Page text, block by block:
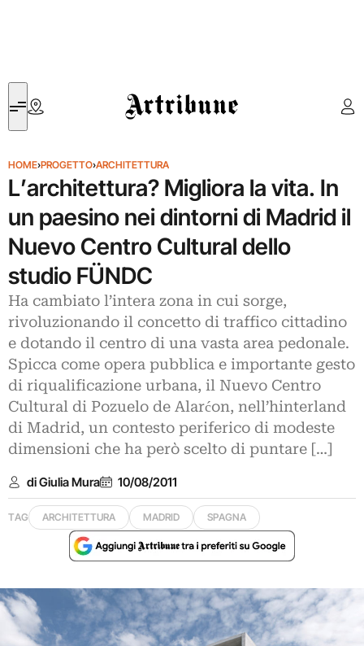
Artribune
HOME›PROGETTO›ARCHITETTURA
L’architettura? Migliora la vita. In
un paesino nei dintorni di Madrid il
Nuevo Centro Cultural dello
studio FÜNDC
Ha cambiato l’intera zona in cui sorge,
rivoluzionando il concetto di traffico cittadino
e dotando il centro di una vasta area pedonale.
Spicca come opera pubblica e importante gesto
di riqualificazione urbana, il Nuevo Centro
Cultural di Pozuelo de Alarćon, nell’hinterland
di Madrid, un contesto periferico di modeste
dimensioni che ha però scelto di puntare […]
di Giulia Mura 10/08/2011
TAG ARCHITETTURA MADRID SPAGNA